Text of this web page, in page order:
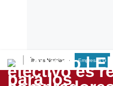
Últimas Noticias Empresas G
Lo último
Peru Quiosco